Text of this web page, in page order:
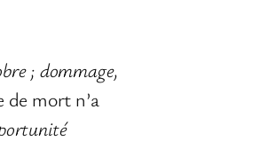
; dommage,
de mort n’a